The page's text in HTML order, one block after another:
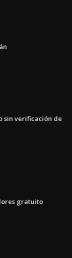
sin verificación de
gratuito